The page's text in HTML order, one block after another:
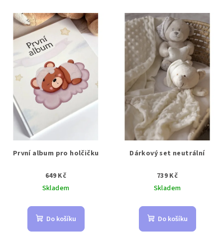
První album pro holčičku
649 Kč
Skladem
Do košíku
Dárkový set neutrální
739 Kč
Skladem
Do košíku